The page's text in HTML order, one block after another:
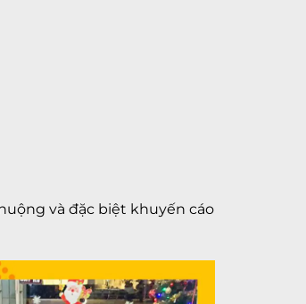
và đặc biệt khuyến cáo